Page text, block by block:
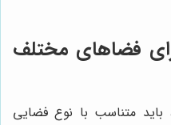
فضاهای مختلف
باید متناسب با نوع فضایی